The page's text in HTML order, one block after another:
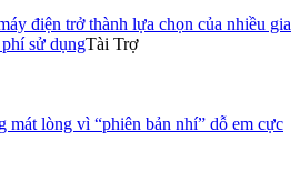
điện trở thành lựa chọn của nhiều gia
sử dụngTài Trợ
mát lòng vì “phiên bản nhí” dỗ em cực